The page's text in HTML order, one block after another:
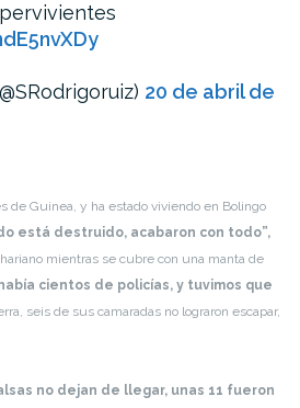
20 de abril de
de Guinea, y ha estado viviendo en Bolingo
está destruido, acabaron con todo”,
mientras se cubre con una manta de
cientos de policías, y tuvimos que
seis de sus camaradas no lograron escapar,
no dejan de llegar, unas 11 fueron